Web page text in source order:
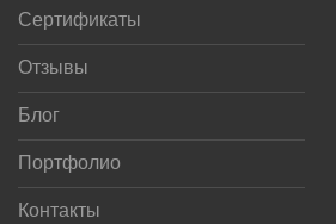
Сертификаты
Отзывы
Блог
Портфолио
Контакты